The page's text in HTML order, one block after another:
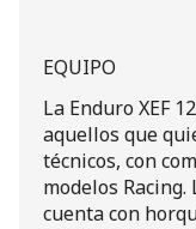
EQUIPO
La Enduro XEF
aquellos que
técnicos, con
modelos
cuenta con